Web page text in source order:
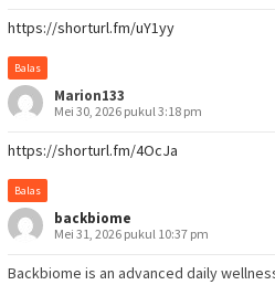
https://shorturl.fm/uY1yy
Balas
Marion133
Mei 30, 2026 pukul 3:18 pm
https://shorturl.fm/4OcJa
Balas
backbiome
Mei 31, 2026 pukul 10:37 pm
Backbiome is an advanced daily